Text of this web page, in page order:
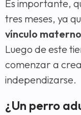
Es importante,
tres meses, ya
vínculo materno
Luego de este
comenzar a
independizarse.
¿Un perro